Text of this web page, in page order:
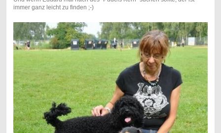
immer ganz leicht zu finden ;-)